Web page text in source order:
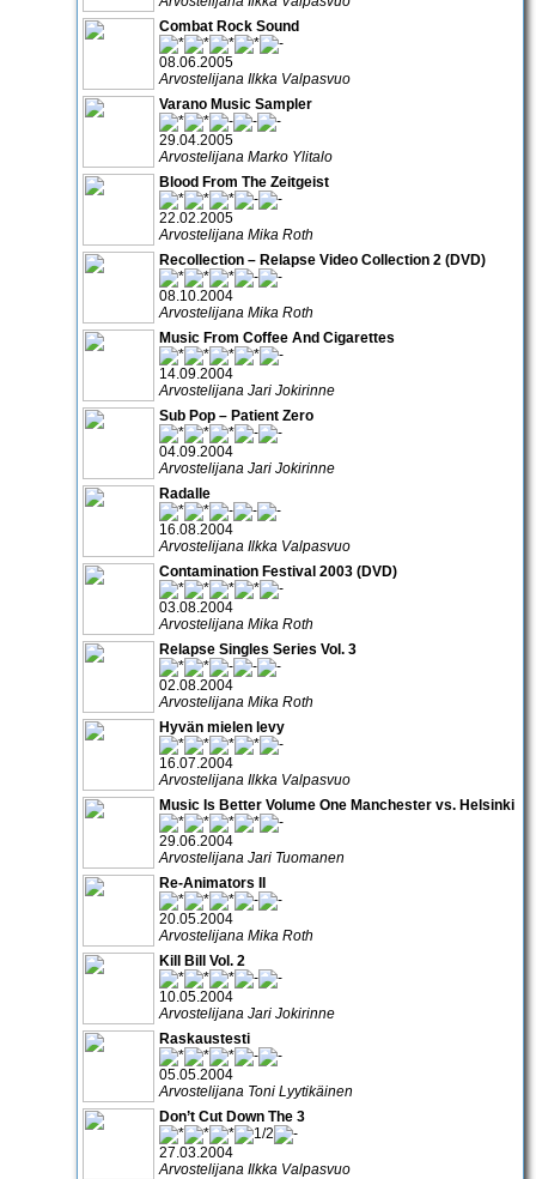
Combat Rock Sound
08.06.2005
Arvostelijana Ilkka Valpasvuo
Varano Music Sampler
29.04.2005
Arvostelijana Marko Ylitalo
Blood From The Zeitgeist
22.02.2005
Arvostelijana Mika Roth
Recollection – Relapse Video Collection 2 (DVD)
08.10.2004
Arvostelijana Mika Roth
Music From Coffee And Cigarettes
14.09.2004
Arvostelijana Jari Jokirinne
Sub Pop – Patient Zero
04.09.2004
Arvostelijana Jari Jokirinne
Radalle
16.08.2004
Arvostelijana Ilkka Valpasvuo
Contamination Festival 2003 (DVD)
03.08.2004
Arvostelijana Mika Roth
Relapse Singles Series Vol. 3
02.08.2004
Arvostelijana Mika Roth
Hyvän mielen levy
16.07.2004
Arvostelijana Ilkka Valpasvuo
Music Is Better Volume One Manchester vs. Helsinki
29.06.2004
Arvostelijana Jari Tuomanen
Re-Animators II
20.05.2004
Arvostelijana Mika Roth
Kill Bill Vol. 2
10.05.2004
Arvostelijana Jari Jokirinne
Raskaustesti
05.05.2004
Arvostelijana Toni Lyytikäinen
Don’t Cut Down The 3
27.03.2004
Arvostelijana Ilkka Valpasvuo